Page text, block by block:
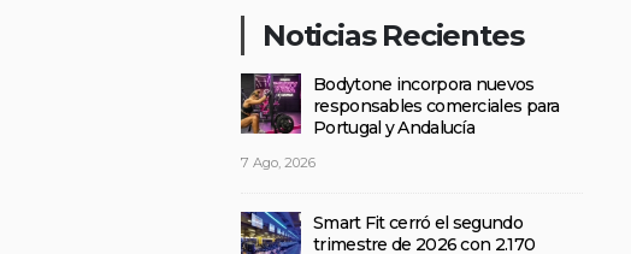
Noticias Recientes
Bodytone incorpora nuevos
responsables comerciales para
Portugal y Andalucía
7 Ago, 2026
Smart Fit cerró el segundo
trimestre de 2026 con 2.170